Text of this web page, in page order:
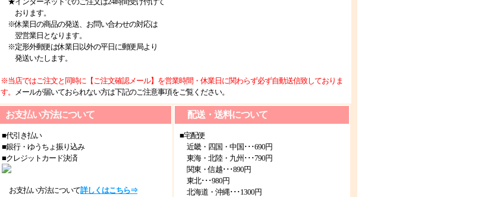
おります。
※休業日の商品の発送、お問い合わせの対応は
翌営業日となります。
※定形外郵便は休業日以外の平日に郵便局より
発送いたします。
※当店ではご注文と同時に【ご注文確認メール】を営業時間・休業日に関わらず必ず自動送信致しておりま
す。
メールが届いておられない方は下記のご注意事項をご覧ください。
お支払い方法について
■代引き払い
■銀行・ゆうちょ振り込み
■クレジットカード決済
お支払い方法について詳しくはこちら⇒
配送・送料について
■宅配便
近畿・四国・中国･･･690円
東海・北陸・九州･･･790円
関東・信越･･･890円
東北･･･980円
北海道・沖縄･･･1300円